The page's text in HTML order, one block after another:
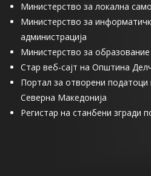
Министерство за локална
Министерство за
администрација
Министерство за образование
Стар веб-сајт на Општина
Портал за отворени
Северна Македонија
Регистар на станбени згради